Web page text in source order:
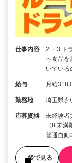
仕事内容
2t・3tト
へ食品
いてい
給与 月給
勤務地 埼玉県さ
応募資格
未経験
（8t未
普通自動
後で見る